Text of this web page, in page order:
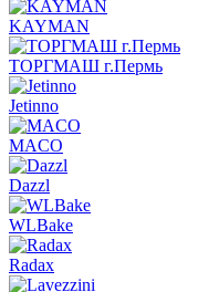
KAYMAN
ТОРГМАШ г.Пермь
Jetinno
MACO
Dazzl
WLBake
Radax